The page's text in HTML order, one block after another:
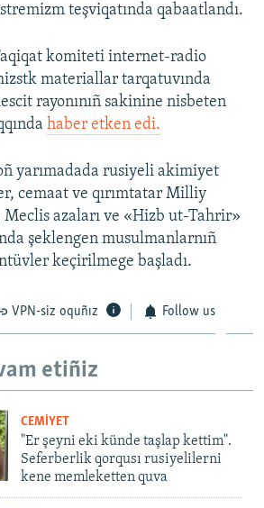
teşviqatında qabaatlandı.
komiteti internet-radio
materiallar tarqatuvında
rayonınıñ sakinine nisbeten
haber etken edi.
yarımadada rusiyeli akimiyet
cemaat ve qırımtatar Milliy
azaları ve «Hizb ut-Tahrir»
şeklengen musulmanlarnıñ
keçirilmege başladı.
VPN-siz oquñız Follow us
etiñiz
CEMİYET
"Er şeyni eki künde taşlap kettim".
Seferberlik qorqusı rusiyelilerni
kene memleketten quva